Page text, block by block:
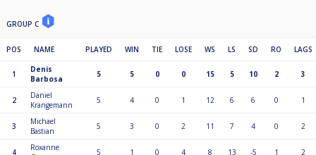
GROUP C
POS NAME PLAYED WIN TIE LOSE WS LS SD RO LAGS
1
Denis
Barbosa
5 5 0 0 15 5 10 2 3
2
Daniel
Krangemann
5 4 0 1 12 6 6 0 1
3
Michael
Bastian
5 3 0 2 11 7 4 0 2
4
Roxanne
5 1 0 4 8 13 -5 1 2